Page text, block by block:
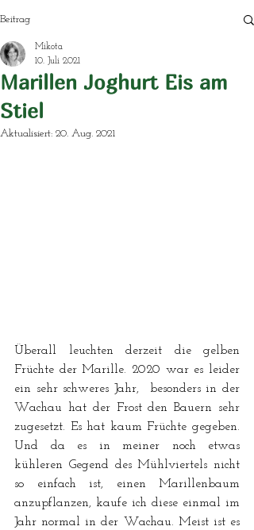
Beitrag
Marillen Joghurt Eis am
Stiel
Mikota
10. Juli 2021
Aktualisiert: 20. Aug. 2021
Überall leuchten derzeit die gelben
Früchte der Marille. 2020 war es leider
ein sehr schweres Jahr,  besonders in der
Wachau hat der Frost den Bauern sehr
zugesetzt. Es hat kaum Früchte gegeben.
Und da es in meiner noch etwas
kühleren Gegend des Mühlviertels nicht
so einfach ist, einen Marillenbaum
anzupflanzen, kaufe ich diese einmal im
Jahr normal in der Wachau. Meist ist es